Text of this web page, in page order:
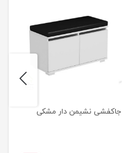
جاکفشی نشیمن دار مشکی